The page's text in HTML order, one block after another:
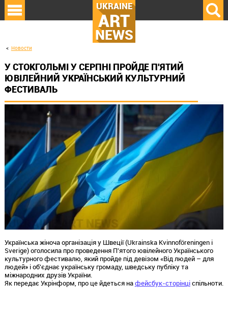
UKRAINE
ART
NEWS
Новости
У СТОКГОЛЬМІ У СЕРПНІ ПРОЙДЕ П'ЯТИЙ
ЮВІЛЕЙНИЙ УКРАЇНСЬКИЙ КУЛЬТУРНИЙ
ФЕСТИВАЛЬ
Українська жіноча організація у Швеції (Ukrainska Kvinnoföreningen i
Sverige) оголосила про проведення П'ятого ювілейного Українського
культурного фестивалю, який пройде під девізом «Від людей – для
людей» і об'єднає українську громаду, шведську публіку та
міжнародних друзів України.
Як передає Укрінформ, про це йдеться нафейсбук-сторінціспільноти.